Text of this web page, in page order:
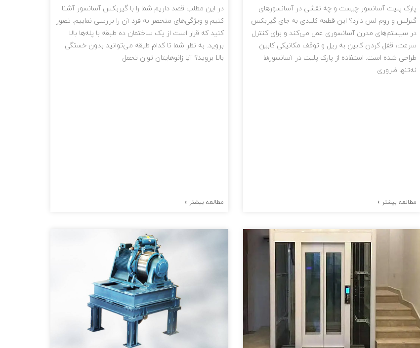
پارک پلیت آسانسور چیست و چه نقشی در آسانسورهای
گیرلس و روم لس دارد؟ این قطعه کلیدی به جای گیربکس
در سیستم‌های مدرن آسانسوری عمل می‌کند و برای کنترل
سرعت، قفل کردن کابین به ریل و توقف مکانیکی کابین
طراحی شده است. استفاده از پارک پلیت در آسانسورها
نه‌تنها ضروری
مطالعه بیشتر »
در این مطلب قصد داریم شما را با گیربکس آسانسور آشنا
کنیم و ویژگی‌های منحصر به فرد آن را بررسی نماییم. تصور
کنید که قرار است از یک ساختمان ده طبقه با پله‌ها بالا
بروید. به نظر شما تا کدام طبقه می‌توانید بدون خستگی
بالا بروید؟ آیا زانوهایتان توان تحمل
مطالعه بیشتر »